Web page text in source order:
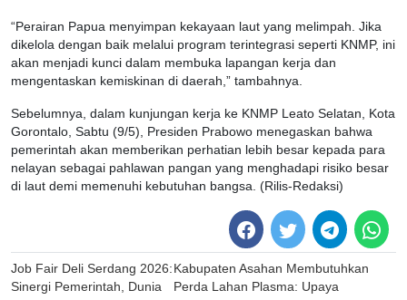
“Perairan Papua menyimpan kekayaan laut yang melimpah. Jika
dikelola dengan baik melalui program terintegrasi seperti KNMP, ini
akan menjadi kunci dalam membuka lapangan kerja dan
mengentaskan kemiskinan di daerah,” tambahnya.
Sebelumnya, dalam kunjungan kerja ke KNMP Leato Selatan, Kota
Gorontalo, Sabtu (9/5), Presiden Prabowo menegaskan bahwa
pemerintah akan memberikan perhatian lebih besar kepada para
nelayan sebagai pahlawan pangan yang menghadapi risiko besar
di laut demi memenuhi kebutuhan bangsa. (Rilis-Redaksi)
Post
navigation
Job Fair Deli Serdang 2026:
Sinergi Pemerintah, Dunia
Kabupaten Asahan Membutuhkan
Perda Lahan Plasma: Upaya